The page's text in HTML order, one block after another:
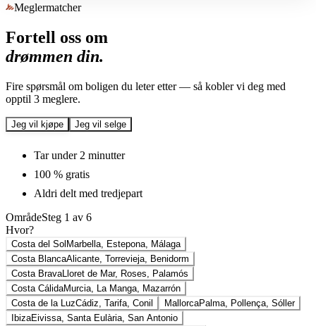
Meglermatcher
Fortell oss om
drømmen din.
Fire spørsmål om boligen du leter etter — så kobler vi deg med
opptil 3 meglere.
Jeg vil kjøpe Jeg vil selge
Tar under 2 minutter
100 % gratis
Aldri delt med tredjepart
OmrådeSteg 1 av 6
Hvor?
Costa del SolMarbella, Estepona, Málaga
Costa BlancaAlicante, Torrevieja, Benidorm
Costa BravaLloret de Mar, Roses, Palamós
Costa CálidaMurcia, La Manga, Mazarrón
Costa de la LuzCádiz, Tarifa, Conil MallorcaPalma, Pollença, Sóller
IbizaEivissa, Santa Eulària, San Antonio